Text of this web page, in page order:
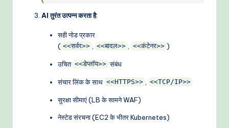
AI तुरंत उत्पन्न करता है:
सही नोड प्रकार
( <<सर्वर>> <<बादल>> <<कंटेनर>> )
उचित <<डेप्लॉय>> संबंध
संचार लिंक के साथ <<HTTPS>> <<TCP/IP>>
सुरक्षा सीमाएं (LB के सामने WAF)
नेस्टेड संरचना (EC2 के भीतर Kubernetes)